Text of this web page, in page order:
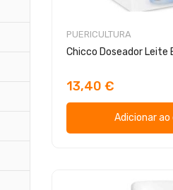
PUERICULTURA
Chicco Doseador Leite
13,40 €
Adicionar ao